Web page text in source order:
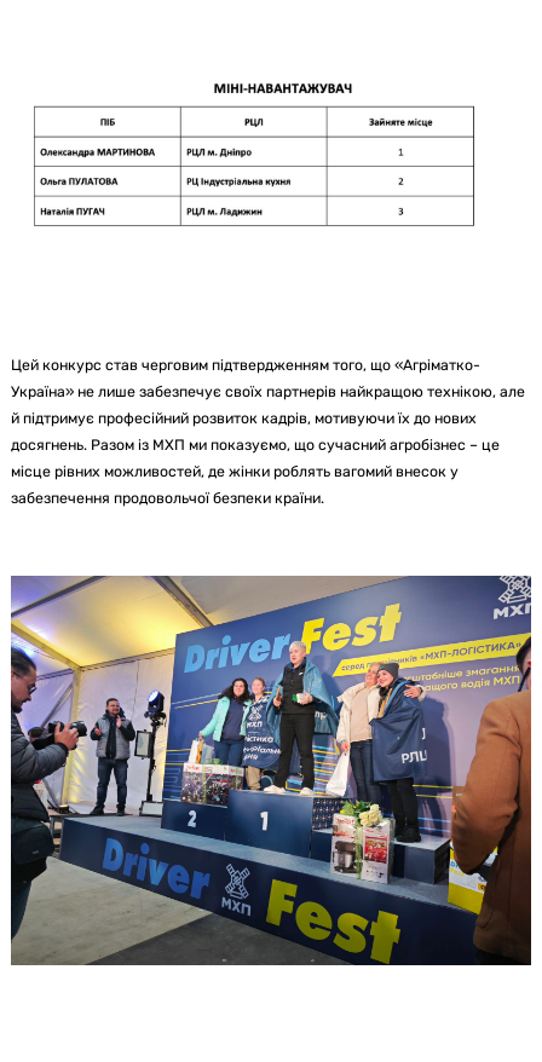
Цей конкурс став черговим підтвердженням того, що «Агріматко-
Україна» не лише забезпечує своїх партнерів найкращою технікою, але
й підтримує професійний розвиток кадрів, мотивуючи їх до нових
досягнень. Разом із МХП ми показуємо, що сучасний агробізнес – це
місце рівних можливостей, де жінки роблять вагомий внесок у
забезпечення продовольчої безпеки країни.